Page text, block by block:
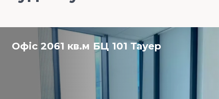
Офіс 2061 кв.м БЦ 101 Тауер